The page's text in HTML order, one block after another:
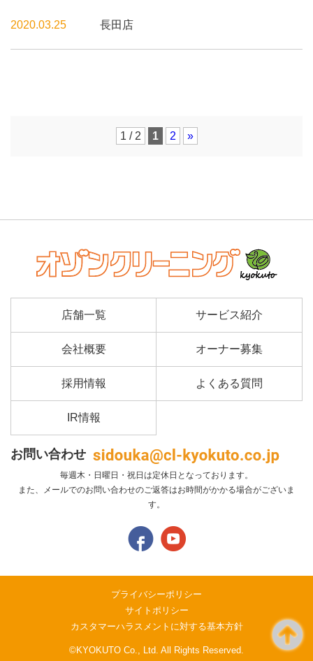
2020.03.25 長田店
1 / 2 1 2 »
店舗一覧 サービス紹介
会社概要 オーナー募集
採用情報 よくある質問
IR情報
お問い合わせ
毎週木・日曜日・祝日は定休日となっております。
また、メールでのお問い合わせのご返答はお時間がかかる場合がございま
す。
©KYOKUTO Co., Ltd. All Rights Reserved.
プライバシーポリシー
サイトポリシー
カスタマーハラスメントに対する基本方針